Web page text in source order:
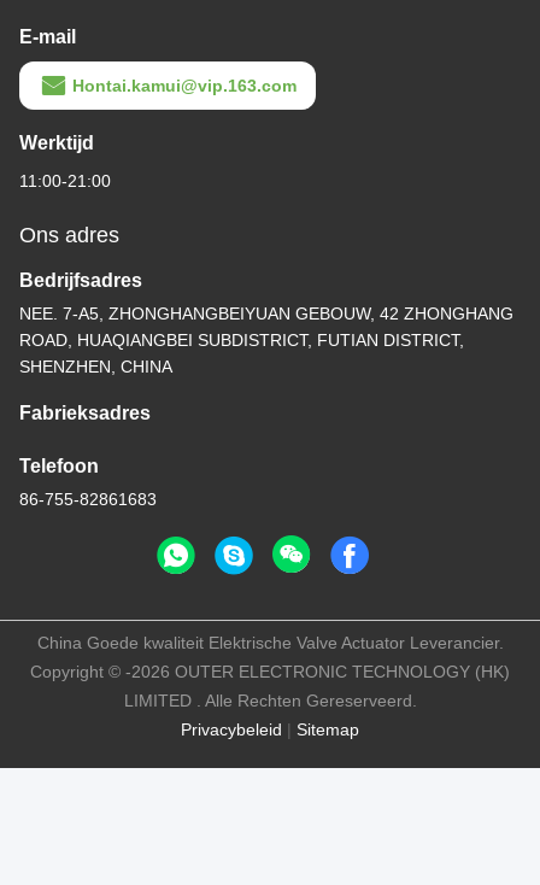
E-mail
Hontai.kamui@vip.163.com
Werktijd
11:00-21:00
Ons adres
Bedrijfsadres
NEE. 7-A5, ZHONGHANGBEIYUAN GEBOUW, 42 ZHONGHANG
ROAD, HUAQIANGBEI SUBDISTRICT, FUTIAN DISTRICT,
SHENZHEN, CHINA
Fabrieksadres
Telefoon
86-755-82861683
Privacybeleid | Sitemap
China Goede kwaliteit Elektrische Valve Actuator Leverancier.
Copyright © -2026 OUTER ELECTRONIC TECHNOLOGY (HK)
LIMITED . Alle Rechten Gereserveerd.